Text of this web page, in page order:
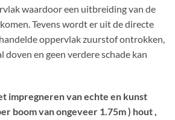
waardoor een uitbreiding van de
Tevens wordt er uit de directe
oppervlak zuurstof ontrokken,
en geen verdere schade kan
impregneren van echte en kunst
boom van ongeveer 1.75m ) hout ,